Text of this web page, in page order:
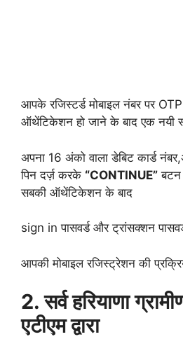
आपके रजिस्टर्ड मोबाइल नंबर पर
ऑथेंटिकेशन हो जाने के बाद एक नयी
अपना 16 अंको वाला डेबिट कार्ड
पिन दर्ज़ करके “CONTINUE” बटन
सबकी ऑथेंटिकेशन के बाद
sign in पासवर्ड और ट्रांसक्शन
आपकी मोबाइल रजिस्ट्रेशन की
2. सर्व हरियाणा
एटीएम द्वारा